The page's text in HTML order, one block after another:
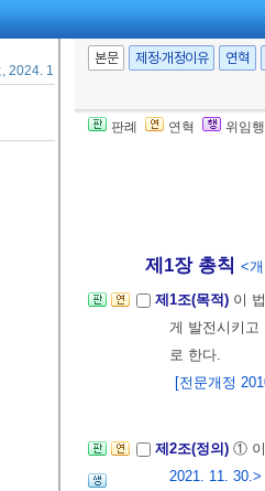
2024. 1. 30., 일부개정]
본문 제정·개정이유 연혁
판례 연혁 위임
제1장 총칙 <
제1조(목적) 이
게 발전시키고
로 한다.
[전문개정
제2조(정의) ① 이
2021. 11. 30.>